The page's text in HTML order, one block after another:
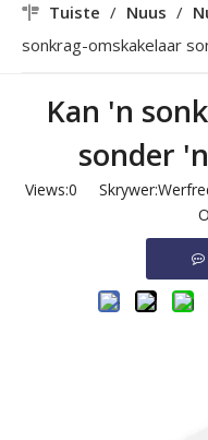
Tuiste / Nuus /
sonkrag-omskakelaar
Kan 'n
sonder
Views:0